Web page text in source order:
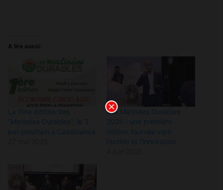
A lire aussi:
La 1ère édition des
“Matinées Durables”, le 3
juin prochain à Casablanca
Les Matinées Durables
2025 : une première
édition tournée vers
l’action et l’innovation.